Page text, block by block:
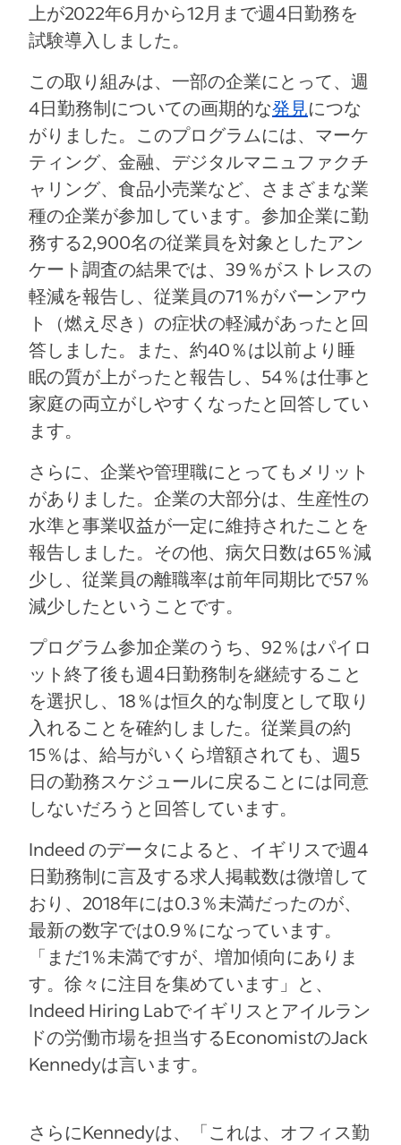
上が2022年6月から12月まで週4日勤務を
試験導入しました。
この取り組みは、一部の企業にとって、週
4日勤務制についての画期的な発見につな
がりました。このプログラムには、マーケ
ティング、金融、デジタルマニュファクチ
ャリング、食品小売業など、さまざまな業
種の企業が参加しています。参加企業に勤
務する2,900名の従業員を対象としたアン
ケート調査の結果では、39％がストレスの
軽減を報告し、従業員の71％がバーンアウ
ト（燃え尽き）の症状の軽減があったと回
答しました。また、約40％は以前より睡
眠の質が上がったと報告し、54％は仕事と
家庭の両立がしやすくなったと回答してい
ます。
さらに、企業や管理職にとってもメリット
がありました。企業の大部分は、生産性の
水準と事業収益が一定に維持されたことを
報告しました。その他、病欠日数は65％減
少し、従業員の離職率は前年同期比で57％
減少したということです。
プログラム参加企業のうち、92％はパイロ
ット終了後も週4日勤務制を継続すること
を選択し、18％は恒久的な制度として取り
入れることを確約しました。従業員の約
15％は、給与がいくら増額されても、週5
日の勤務スケジュールに戻ることには同意
しないだろうと回答しています。
Indeed のデータによると、イギリスで週4
日勤務制に言及する求人掲載数は微増して
おり、2018年には0.3％未満だったのが、
最新の数字では0.9％になっています。
「まだ1％未満ですが、増加傾向にありま
す。徐々に注目を集めています」と、
Indeed Hiring Labでイギリスとアイルラン
ドの労働市場を担当するEconomistのJack
Kennedyは言います。
さらにKennedyは、「これは、オフィス勤